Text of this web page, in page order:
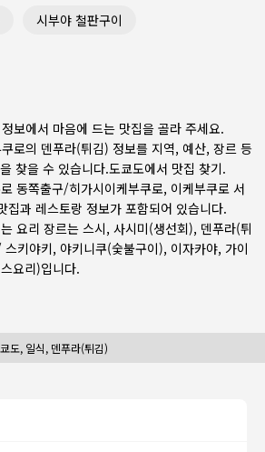
시부야 철판구이
보에서 마음에 드는 맛집을 골라 주세요.
로의 덴푸라(튀김) 정보를 지역, 예산, 장르 등
찾을 수 있습니다.도쿄도에서 맛집 찾기.
동쪽출구/히가시이케부쿠로, 이케부쿠로 서
집과 레스토랑 정보가 포함되어 있습니다.
요리 장르는 스시, 사시미(생선회), 덴푸라(튀
키야키, 야키니쿠(숯불구이), 이자카야, 가이
요리)입니다.
도, 일식, 덴푸라(튀김)